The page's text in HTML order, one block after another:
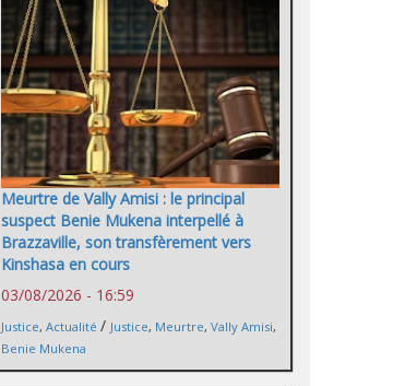
Meurtre de Vally Amisi : le principal
suspect Benie Mukena interpellé à
Brazzaville, son transfèrement vers
Kinshasa en cours
03/08/2026 - 16:59
Justice, Actualité / Justice, Meurtre, Vally Amisi,
Benie Mukena